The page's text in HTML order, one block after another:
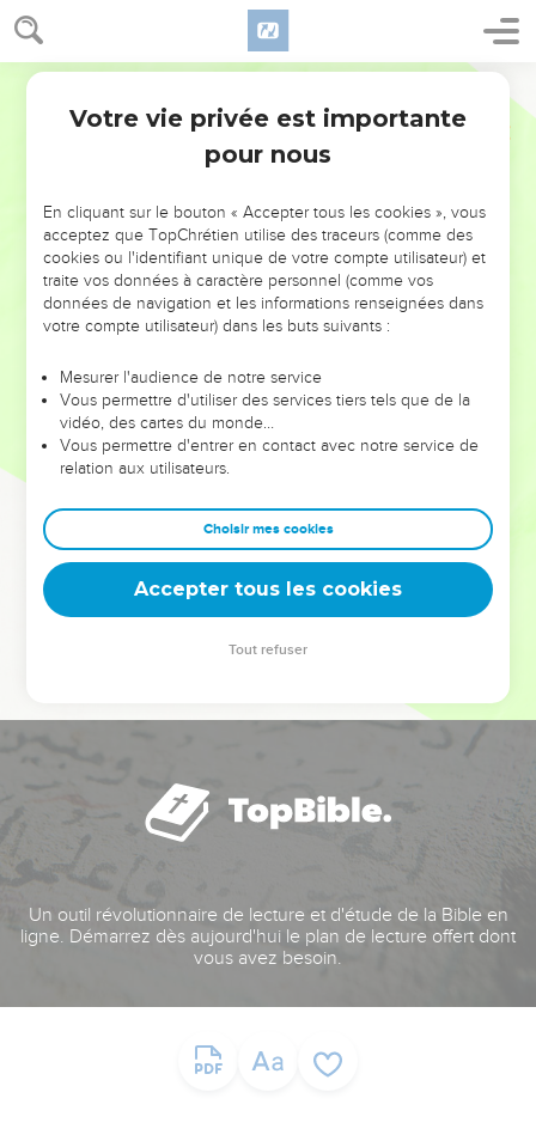
NE MANQUEZ PAS L’ÉVÉNEMENT
DE L’ANNÉE !
ET SI LEURS ERREURS POUVAIENT VOUS ÉVITER LES
VOTRES ?
leur foi ou leur vision. Mais on voit moins les doutes, les erreurs
et les saisons difficiles qu'ils ont traversés, alors même que ce
sont elles qui les ont façonnés.
Dans cette conférence, leaders, entrepreneurs, et responsables
clés pour avancer avec plus de sagesse afin que leurs erreurs
deviennent vos tremplins. Que vous guidiez un ministère, une
équipe, un groupe ou une famille, leur expérience est faite
Un outil révolutionnaire de lecture et d'étude de la Bible en
ligne. Démarrez dès aujourd'hui le plan de lecture offert dont
vous avez besoin.
Votre vie privée est importante
pour nous
En cliquant sur le bouton « Accepter tous les cookies », vous
acceptez que TopChrétien utilise des traceurs (comme des
cookies ou l'identifiant unique de votre compte utilisateur) et
traite vos données à caractère personnel (comme vos
données de navigation et les informations renseignées dans
votre compte utilisateur) dans les buts suivants :
Mesurer l'audience de notre service
Vous permettre d'utiliser des services tiers tels que de la
vidéo, des cartes du monde…
Vous permettre d'entrer en contact avec notre service de
relation aux utilisateurs.
Choisir mes cookies
Accepter tous les cookies
Tout refuser